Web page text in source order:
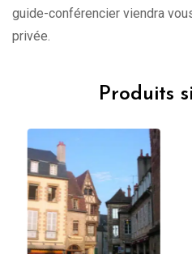
guide-conférencier viendra
privée.
Produits